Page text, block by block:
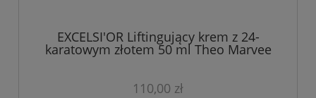
EXCELSI'OR Liftingujący krem z 24-
karatowym złotem 50 ml Theo Marvee
110,00 zł